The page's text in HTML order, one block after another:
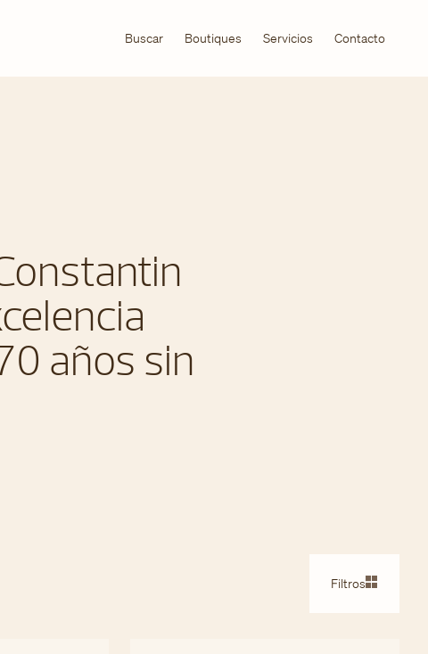
Buscar Boutiques Servicios Contacto
años sin
Filtros